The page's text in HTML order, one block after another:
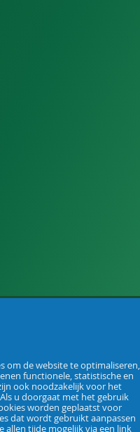
huis, erf en tuin.
om de website te optimaliseren,
functionele, statistische en
ook noodzakelijk voor het
u doorgaat met het gebruik
worden geplaatst voor
dat wordt gebruikt aanpassen
allen tijde mogelijk via een link